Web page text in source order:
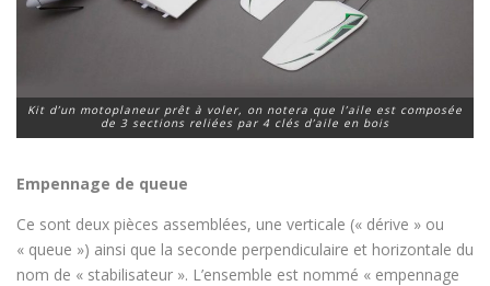
Kit d’un motoplaneur prêt à voler, on notera que l’aile est composée
de 3 sections reliées par 4 clés d’aile en bois
Empennage de queue
Ce sont deux pièces assemblées, une verticale (« dérive » ou
« queue ») ainsi que la seconde perpendiculaire et horizontale du
nom de « stabilisateur ». L’ensemble est nommé « empennage